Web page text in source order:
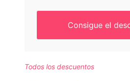
Consigue el
Todos los descuentos